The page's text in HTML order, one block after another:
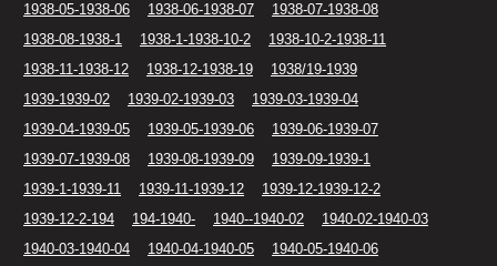
1938-05-1938-06
1938-06-1938-07
1938-07-1938-08
1938-08-1938-1
1938-1-1938-10-2
1938-10-2-1938-11
1938-11-1938-12
1938-12-1938-19
1938/19-1939
1939-1939-02
1939-02-1939-03
1939-03-1939-04
1939-04-1939-05
1939-05-1939-06
1939-06-1939-07
1939-07-1939-08
1939-08-1939-09
1939-09-1939-1
1939-1-1939-11
1939-11-1939-12
1939-12-1939-12-2
1939-12-2-194
194-1940- 1940--1940-02
1940-02-1940-03
1940-03-1940-04
1940-04-1940-05
1940-05-1940-06